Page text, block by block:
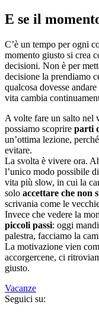
E se il
C’è un tempo per ogni
momento giusto si crea
decisioni. Non è per
decisione la prendiamo
qualcosa dovesse
vita cambia
A volte fare un salto nel
possiamo scoprire parti
un’ottima lezione,
evitare.
La svolta è vivere ora.
l’unico modo possibile
vita più slow, in cui la
solo accettare che non
scrivania come le
Invece che vedere la
piccoli passi: oggi
palestra, facciamo la
La motivazione vien
accorgercene, ci
giusto.
Vacanze
Seguici su: